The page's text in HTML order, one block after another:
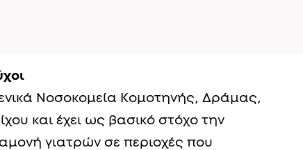
Νοσοκομεία Κομοτηνής, Δράμας,
και έχει ως βασικό στόχο την
γιατρών σε περιοχές που